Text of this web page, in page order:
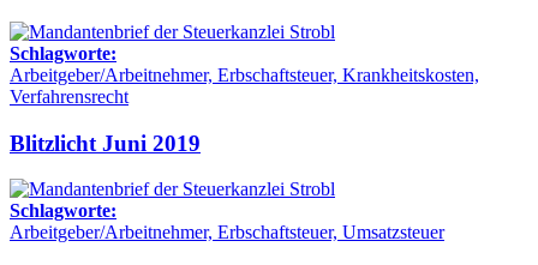
Schlagworte:
Arbeitgeber/Arbeitnehmer, Erbschaftsteuer, Krankheitskosten,
Verfahrensrecht
Blitzlicht Juni 2019
Schlagworte:
Arbeitgeber/Arbeitnehmer, Erbschaftsteuer, Umsatzsteuer